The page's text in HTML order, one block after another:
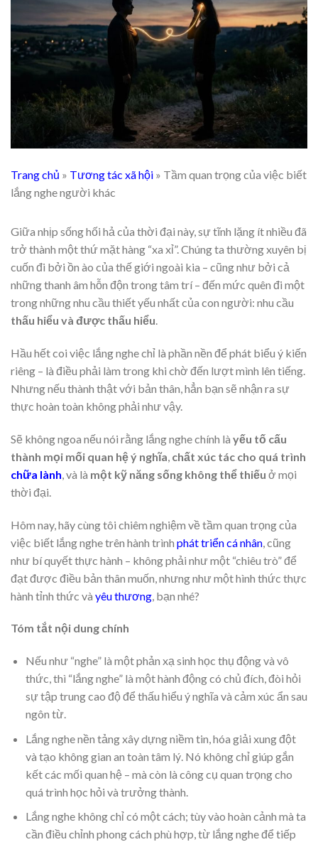
Trang chủ » Tương tác xã hội » Tầm quan trọng của việc biết
lắng nghe người khác
Giữa nhịp sống hối hả của thời đại này, sự tĩnh lặng ít nhiều đã
trở thành một thứ mặt hàng “xa xỉ”. Chúng ta thường xuyên bị
cuốn đi bởi ồn ào của thế giới ngoài kia – cũng như bởi cả
những thanh âm hỗn độn trong tâm trí – đến mức quên đi một
trong những nhu cầu thiết yếu nhất của con người: nhu cầu
thấu hiểu và được thấu hiểu.
Hầu hết coi việc lắng nghe chỉ là phần nền để phát biểu ý kiến
riêng – là điều phải làm trong khi chờ đến lượt mình lên tiếng.
Nhưng nếu thành thật với bản thân, hẳn bạn sẽ nhận ra sự
thực hoàn toàn không phải như vậy.
Sẽ không ngoa nếu nói rằng lắng nghe chính là yếu tố cấu
thành mọi mối quan hệ ý nghĩa, chất xúc tác cho quá trình
chữa lành, và là một kỹ năng sống không thể thiếu ở mọi
thời đại.
Hôm nay, hãy cùng tôi chiêm nghiệm về tầm quan trọng của
việc biết lắng nghe trên hành trình phát triển cá nhân , cũng
như bí quyết thực hành – không phải như một “chiêu trò” để
đạt được điều bản thân muốn, nhưng như một hình thức thực
hành tỉnh thức và yêu thương , bạn nhé?
Tóm tắt nội dung chính
Nếu như “nghe” là một phản xạ sinh học thụ động và vô
thức, thì “lắng nghe” là một hành động có chủ đích, đòi hỏi
sự tập trung cao độ để thấu hiểu ý nghĩa và cảm xúc ẩn sau
ngôn từ.
Lắng nghe nền tảng xây dựng niềm tin, hóa giải xung đột
và tạo không gian an toàn tâm lý. Nó không chỉ giúp gắn
kết các mối quan hệ – mà còn là công cụ quan trọng cho
quá trình học hỏi và trưởng thành.
Lắng nghe không chỉ có một cách; tùy vào hoàn cảnh mà ta
cần điều chỉnh phong cách phù hợp, từ lắng nghe để tiếp